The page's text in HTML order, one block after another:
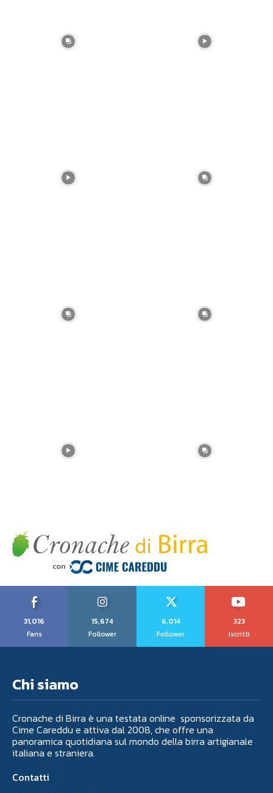
31,016
Fans
15,674
Follower
6,014
Follower
323
Iscritti
Chi siamo
Cronache di Birra è una testata online sponsorizzata da
Cime Careddu e attiva dal 2008, che offre una
panoramica quotidiana sul mondo della birra artigianale
italiana e straniera.
Contatti